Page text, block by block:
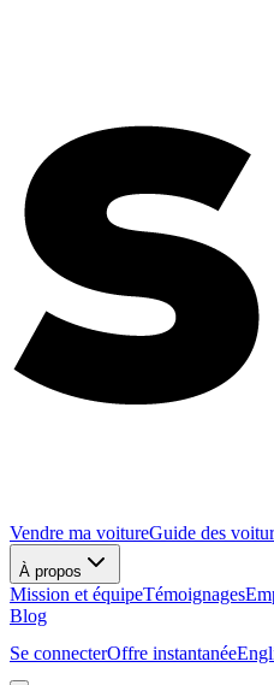
Vendre ma voitureGuide des
À propos
Mission et équipeTémoignages
Blog
Se connecterOffre instantanée